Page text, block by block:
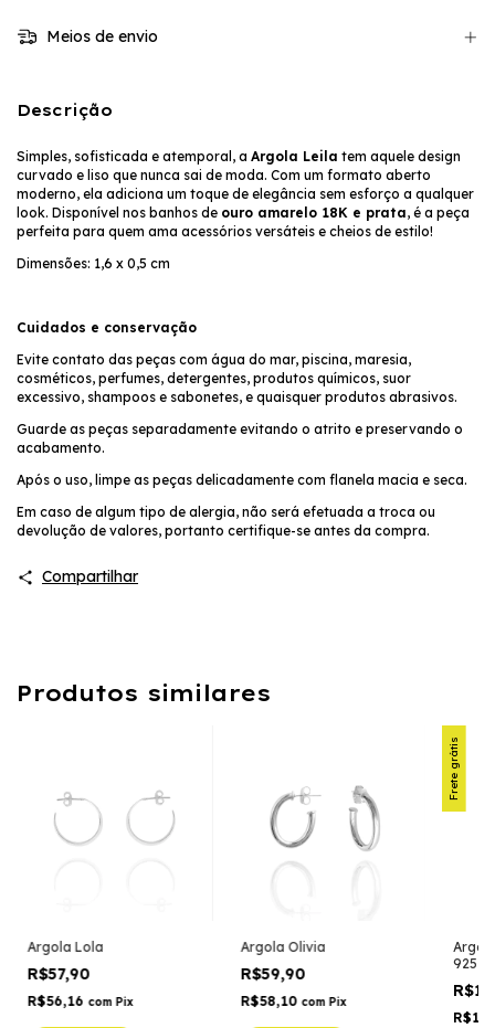
Meios de envio
Descrição
Simples, sofisticada e atemporal, a Argola Leila tem aquele design
curvado e liso que nunca sai de moda. Com um formato aberto
moderno, ela adiciona um toque de elegância sem esforço a qualquer
look. Disponível nos banhos de ouro amarelo 18K e prata, é a peça
perfeita para quem ama acessórios versáteis e cheios de estilo!
Dimensões: 1,6 x 0,5 cm
Cuidados e conservação
Evite contato das peças com água do mar, piscina, maresia,
cosméticos, perfumes, detergentes, produtos químicos, suor
excessivo, shampoos e sabonetes, e quaisquer produtos abrasivos.
Guarde as peças separadamente evitando o atrito e preservando o
acabamento.
Após o uso, limpe as peças delicadamente com flanela macia e seca.
Em caso de algum tipo de alergia, não será efetuada a troca ou
devolução de valores, portanto certifique-se antes da compra.
Compartilhar
Produtos similares
Argola Lola
R$57,90
R$56,16 com Pix
Argola Olivia
R$59,90
R$58,10 com Pix
Frete grátis
925